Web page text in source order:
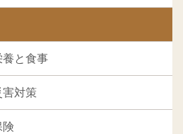
養と食事
対策
険